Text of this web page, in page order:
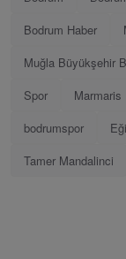
Bodrum Haber
Muğla Büyükşehir
Spor
Marmaris
bodrumspor
Tamer Mandalinci